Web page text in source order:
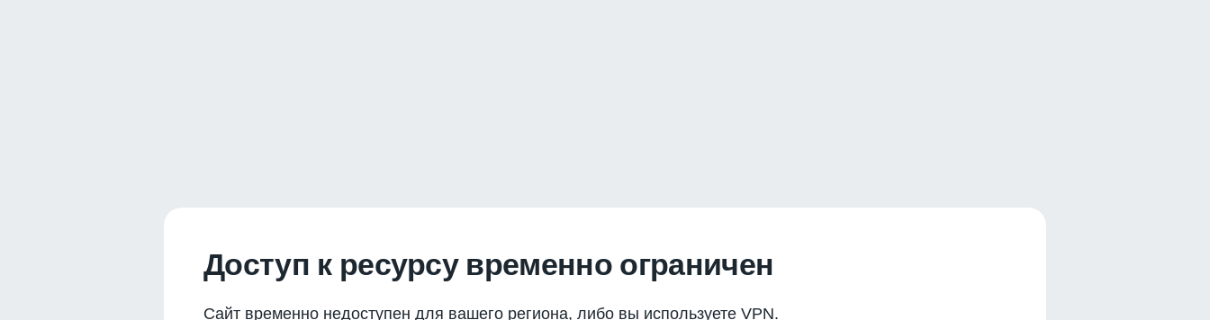
Доступ к ресурсу временно ограничен
Сайт временно недоступен для вашего региона, либо вы используете VPN.